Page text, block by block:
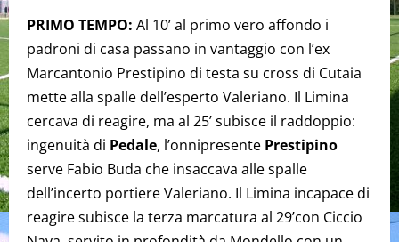
PRIMO TEMPO: Al 10’ al primo vero affondo i
padroni di casa passano in vantaggio con l’ex
Marcantonio Prestipino di testa su cross di Cutaia
mette alla spalle dell’esperto Valeriano. Il Limina
cercava di reagire, ma al 25’ subisce il raddoppio:
ingenuità di Pedale, l’onnipresente Prestipino
serve Fabio Buda che insaccava alle spalle
dell’incerto portiere Valeriano. Il Limina incapace di
reagire subisce la terza marcatura al 29’con Ciccio